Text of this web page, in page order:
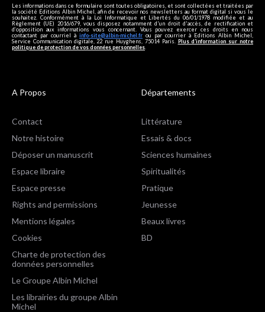
Les informations dans ce formulaire sont toutes obligatoires, et sont collectées et traitées par
la société Editions Albin Michel, afin de recevoir nos newsletters au format digital si vous le
souhaitez. Conformément à la Loi Informatique et Libertés du 06/01/1978 modifiée et au
Règlement (UE) 2016/679, vous disposez notamment d'un droit d'accès, de rectification et
d’opposition aux informations vous concernant. Vous pouvez exercer ces droits en nous
contactant par courriel à info-site@albin-michel.fr ou par courrier à Editions Albin Michel,
Service Communication digitale, 22 rue Huyghens, 75014 Paris. Plus d’information sur notre
politique de protection de vos données personnelles
A Propos
Contact
Notre histoire
Déposer un manuscrit
Espace libraire
Espace presse
Rights and permissions
Mentions légales
Cookies
Charte de protection des
données personnelles
Le Groupe Albin Michel
Les librairies du groupe Albin
Michel
Départements
Littérature
Essais & docs
Sciences humaines
Spiritualités
Pratique
Jeunesse
Beaux livres
BD